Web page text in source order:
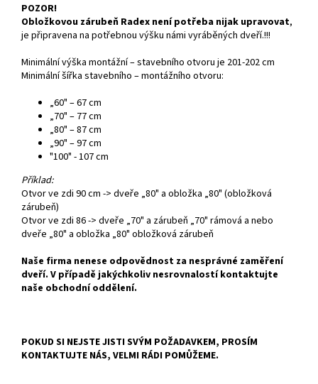
POZOR!
Obložkovou zárubeň Radex není potřeba nijak upravovat,
je připravena na potřebnou výšku námi vyráběných dveří.!!!
Minimální výška montážní – stavebního otvoru je 201-202 cm
Minimální šířka stavebního – montážního otvoru:
„60" – 67 cm
„70" – 77 cm
„80" – 87 cm
„90" – 97 cm
"100" - 107 cm
Příklad:
Otvor ve zdi 90 cm -> dveře „80" a obložka „80" (obložková
zárubeň)
Otvor ve zdi 86 -> dveře „70" a zárubeň „70" rámová a nebo
dveře „80" a obložka „80" obložková zárubeň
Naše firma nenese odpovědnost za nesprávné zaměření
dveří. V případě jakýchkoliv nesrovnalostí kontaktujte
naše obchodní oddělení.
POKUD SI NEJSTE JISTI SVÝM POŽADAVKEM, PROSÍM
KONTAKTUJTE NÁS, VELMI RÁDI POMŮŽEME.